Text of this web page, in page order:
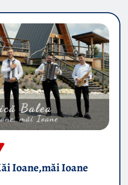
Ioane,măi Ioane